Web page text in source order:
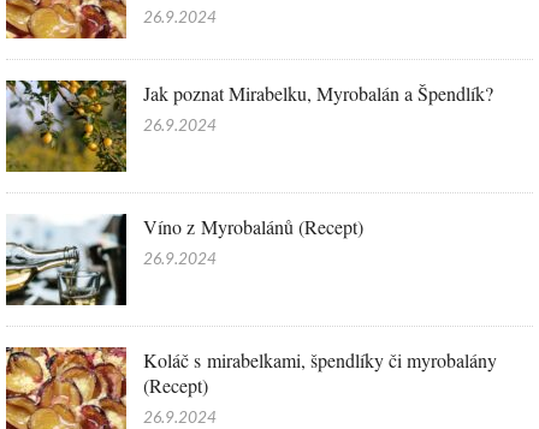
26.9.2024
Jak poznat Mirabelku, Myrobalán a Špendlík?
26.9.2024
Víno z Myrobalánů (Recept)
26.9.2024
Koláč s mirabelkami, špendlíky či myrobalány
(Recept)
26.9.2024